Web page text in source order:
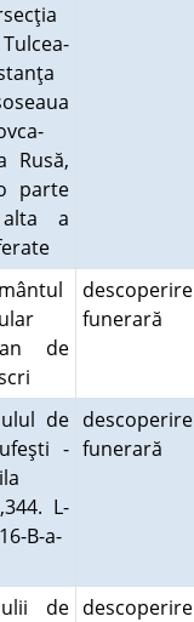
Rusă,
parte
a
de
descoperire
funerară
de
-
L-
B-a-
descoperire
funerară
de descoperire